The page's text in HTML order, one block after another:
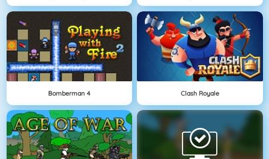
Bomberman 4 Clash Royale